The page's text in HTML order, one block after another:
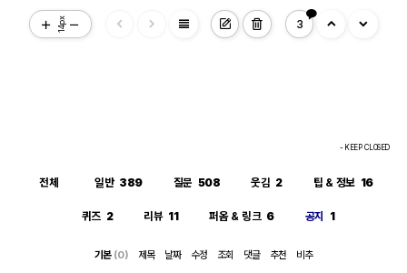
14px view_headline 3
- KEEP CLOSED
전체 일반 389 질문 508 웃김 2 팁 & 정보 16
퀴즈 2 리뷰 11 퍼옴 & 링크 6 공지 1
기본 (0) 제목 날짜 수정 조회 댓글 추천 비추